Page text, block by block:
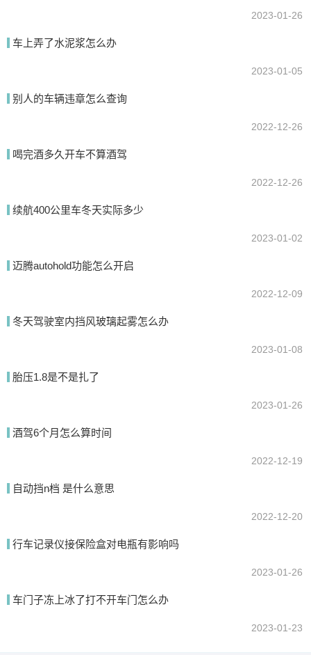
2023-01-26
车上弄了水泥浆怎么办
2023-01-05
别人的车辆违章怎么查询
2022-12-26
喝完酒多久开车不算酒驾
2022-12-26
续航400公里车冬天实际多少
2023-01-02
迈腾autohold功能怎么开启
2022-12-09
冬天驾驶室内挡风玻璃起雾怎么办
2023-01-08
胎压1.8是不是扎了
2023-01-26
酒驾6个月怎么算时间
2022-12-19
自动挡n档 是什么意思
2022-12-20
行车记录仪接保险盒对电瓶有影响吗
2023-01-26
车门子冻上冰了打不开车门怎么办
2023-01-23